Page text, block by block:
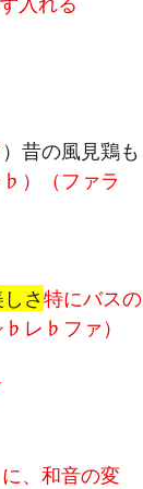
）昔の風見鶏も
♭）（ファラ
さ特にバスの
♭レ♭ファ）
、和音の変